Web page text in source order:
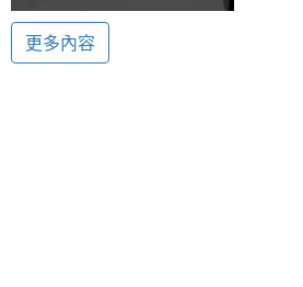
主螢幕
尺寸
【Computex 2011】
更多內容